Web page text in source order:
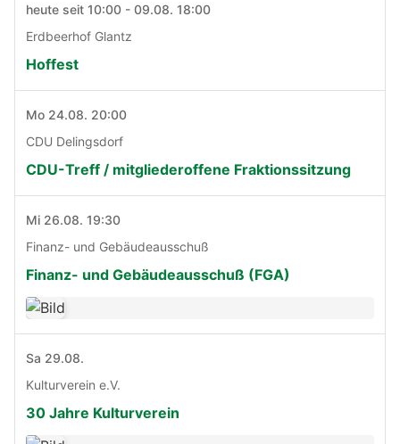
heute seit 10:00 - 09.08. 18:00
Erdbeerhof Glantz
Hoffest
Mo 24.08. 20:00
CDU Delingsdorf
CDU-Treff / mitgliederoffene Fraktionssitzung
Mi 26.08. 19:30
Finanz- und Gebäudeausschuß
Finanz- und Gebäudeausschuß (FGA)
Sa 29.08.
Kulturverein e.V.
30 Jahre Kulturverein